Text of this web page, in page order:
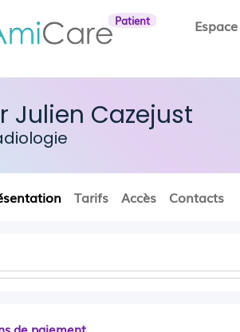
Patient
Julien Cazejust
Tarifs Accès Contacts